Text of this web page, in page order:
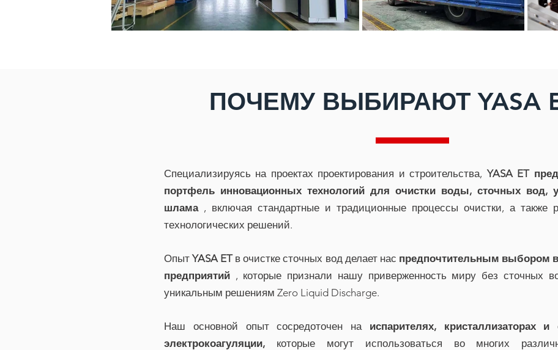
ПОЧЕМУ ВЫБИРАЮТ YASA
Специализируясь на проектах проектирования и строительства, YASA ET
портфель инновационных технологий для очистки воды, сточных вод,
шлама, включая стандартные и традиционные процессы очистки, а также
технологических решений.
ОпытYASA ETв очистке сточных вод делает нас предпочтительным выбором
предприятий , которые признали нашу приверженность миру без сточных
уникальным решениям Zero Liquid Discharge.
Наш основной опыт сосредоточен на испарителях, кристаллизаторах
электрокоагуляции, которые могут использоваться во многих